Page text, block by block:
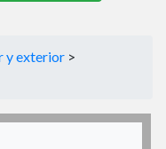
y exterior >